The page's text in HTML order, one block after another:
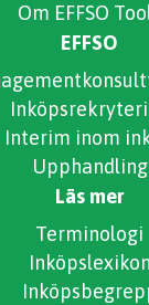
Om EFFSO
EFFSO
Interim inom
Upphandling
Läs mer
Terminologi
Inköpslexikon